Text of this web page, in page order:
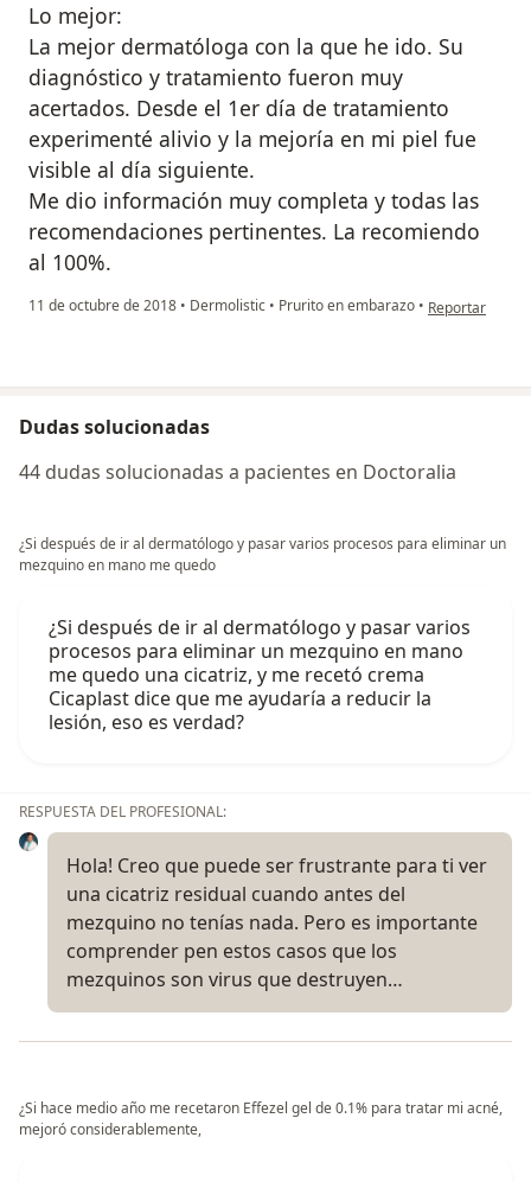
Lo mejor:
La mejor dermatóloga con la que he ido. Su
diagnóstico y tratamiento fueron muy
acertados. Desde el 1er día de tratamiento
experimenté alivio y la mejoría en mi piel fue
visible al día siguiente.
Me dio información muy completa y todas las
recomendaciones pertinentes. La recomiendo
al 100%.
11 de octubre de 2018 • Dermolistic • Prurito en embarazo • en opinión del
Reportar
Dudas solucionadas
44 dudas solucionadas a pacientes en Doctoralia
¿Si después de ir al dermatólogo y pasar varios procesos para eliminar un
mezquino en mano me quedo
¿Si después de ir al dermatólogo y pasar varios
procesos para eliminar un mezquino en mano
me quedo una cicatriz, y me recetó crema
Cicaplast dice que me ayudaría a reducir la
lesión, eso es verdad?
RESPUESTA DEL PROFESIONAL:
Hola! Creo que puede ser frustrante para ti ver
una cicatriz residual cuando antes del
mezquino no tenías nada. Pero es importante
comprender pen estos casos que los
mezquinos son virus que destruyen…
¿Si hace medio año me recetaron Effezel gel de 0.1% para tratar mi acné,
mejoró considerablemente,